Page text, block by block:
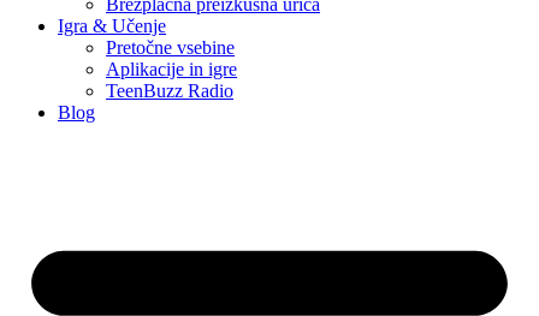
Brezplačna preizkusna urica
Igra & Učenje
Pretočne vsebine
Aplikacije in igre
TeenBuzz Radio
Blog